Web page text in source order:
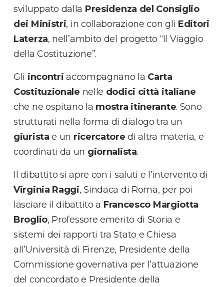
sviluppato dalla Presidenza del Consiglio
dei Ministri, in collaborazione con gli Editori
Laterza, nell’ambito del progetto “Il Viaggio
della Costituzione”.
Gli incontri accompagnano la Carta
Costituzionale nelle dodici città italiane
che ne ospitano la mostra itinerante. Sono
strutturati nella forma di dialogo tra un
giurista e un ricercatore di altra materia, e
coordinati da un giornalista.
Il dibattito si apre con i saluti e l’intervento di
Virginia Raggi, Sindaca di Roma, per poi
lasciare il dibattito a Francesco Margiotta
Broglio, Professore emerito di Storia e
sistemi dei rapporti tra Stato e Chiesa
all’Università di Firenze, Presidente della
Commissione governativa per l’attuazione
del concordato e Presidente della